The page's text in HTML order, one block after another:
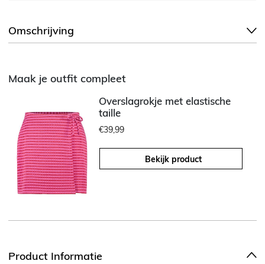
Omschrijving
Maak je outfit compleet
Overslagrokje met elastische
taille
€39,99
Bekijk product
Product Informatie